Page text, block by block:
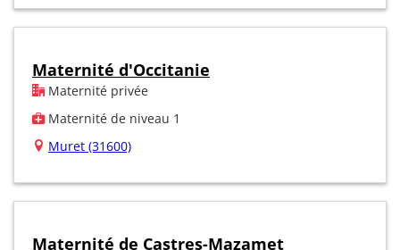
Maternité d'Occitanie
Maternité privée
Maternité de niveau 1
Muret (31600)
Maternité de Castres-Mazamet